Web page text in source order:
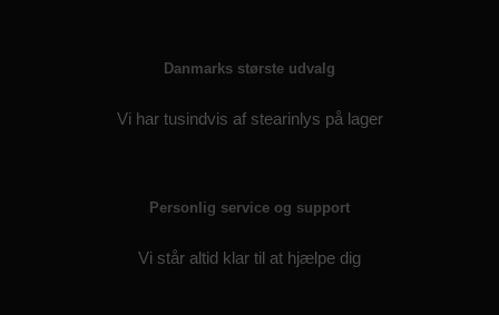
Danmarks største udvalg
Vi har tusindvis af stearinlys på lager
Personlig service og support
Vi står altid klar til at hjælpe dig